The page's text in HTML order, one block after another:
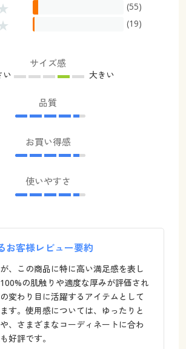
(55)
(19)
サイズ感
い 大きい
品質
お買い得感
使いやすさ
お客様レビュー要約
、この商品に特に高い満足感を表し
の肌触りや適度な厚みが評価され
変わり目に活躍するアイテムとして
す。使用感については、ゆったりと
、さまざまなコーディネートに合わ
好評です。